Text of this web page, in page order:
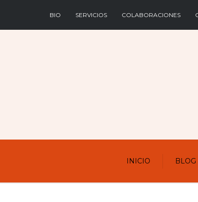
BIO SERVICIOS COLABORACIONES
INICIO BLOG